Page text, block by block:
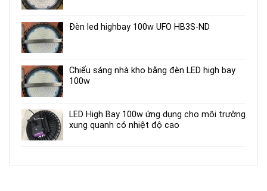
Đèn led highbay 100w UFO HB3S-ND
Chiếu sáng nhà kho bằng đèn LED high bay
100w
LED High Bay 100w ứng dụng cho môi trường
xung quanh có nhiệt độ cao